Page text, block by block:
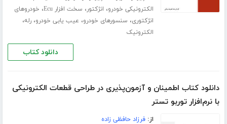
الکترونیکی خودرو، انژکتور، سخت افزار Ecu ، خودروهای
انژکتوری، سنسورهای خودرو، عیب یابی خودرو،رله،
الکترونیک
دانلود کتاب
دانلود کتاب اطمینان و آزمون‌پذیری در طراحی قطعات الکترونیکی
با نرم‌افزار توربو تستر
از:فرزاد حافظی زاده